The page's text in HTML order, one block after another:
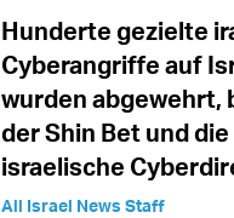
Hunderte gezielte
Cyberangriffe auf
wurden abgewehrt,
der Shin Bet und die
israelische
All Israel News Staff